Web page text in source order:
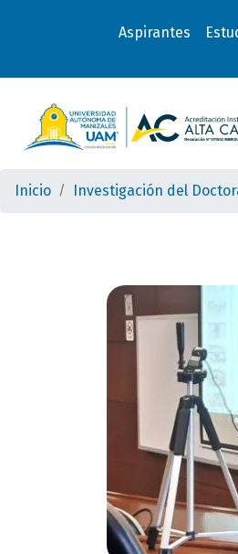
Aspirantes
Inicio Investigación del